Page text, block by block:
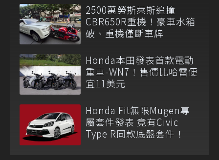
2500萬勞斯萊斯追撞
CBR650R重機！豪車水箱
破、重機僅斷車牌
Honda本田發表首款電動
重車-WN7！售價比哈雷便
宜11美元
Honda Fit無限Mugen專
屬套件發表 竟有Civic
Type R同款底盤套件！